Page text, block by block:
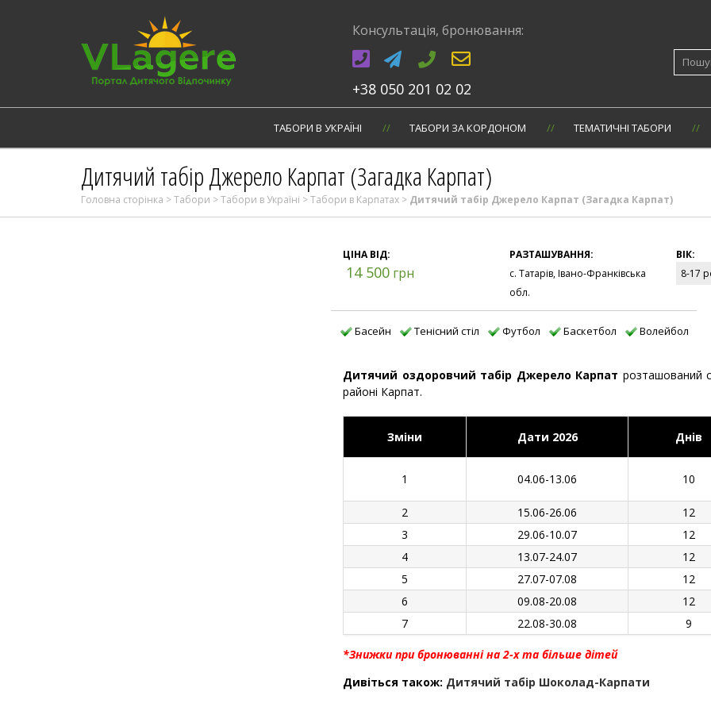
Консультація, бронювання:
+38 050 201 02 02
ТАБОРИ В УКРАЇНI ТАБОРИ ЗА КОРДОНОМ ТЕМАТИЧНІ ТАБОРИ
Дитячий табір Джерело Карпат (Загадка Карпат)
Головна сторінка >Табори >Табори в Українi >Табори в Карпатах > Дитячий табір Джерело Карпат (Загадка Карпат)
ЦІНА ВІД:
14 500 грн
РАЗТАШУВАННЯ:
с. Татарів, Івано-Франківська
обл.
ВIК:
8-17
Басейн Тенісний стіл Футбол Баскетбол Волейбол
Дитячий оздоровчий табір Джерело Карпат розташований
районі Карпат.
Зміни Дати 2026 Днів
1 04.06-13.06 10
2 15.06-26.06
12
3
29.06-10.07
12
4
13.07-24.07
12
5
27.07-07.08
12
6
09.08-20.08
12
7
22.08-30.08 9
*Знижки при бронюванні на 2-х та більше дітей
Дивіться також: Дитячий табір Шоколад-Карпати